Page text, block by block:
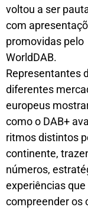
voltou a ser
com
promovidas pelo
WorldDAB.
Representantes
diferentes
europeus
como o DAB+
ritmos distintos
continente,
números,
experiências
compreender os